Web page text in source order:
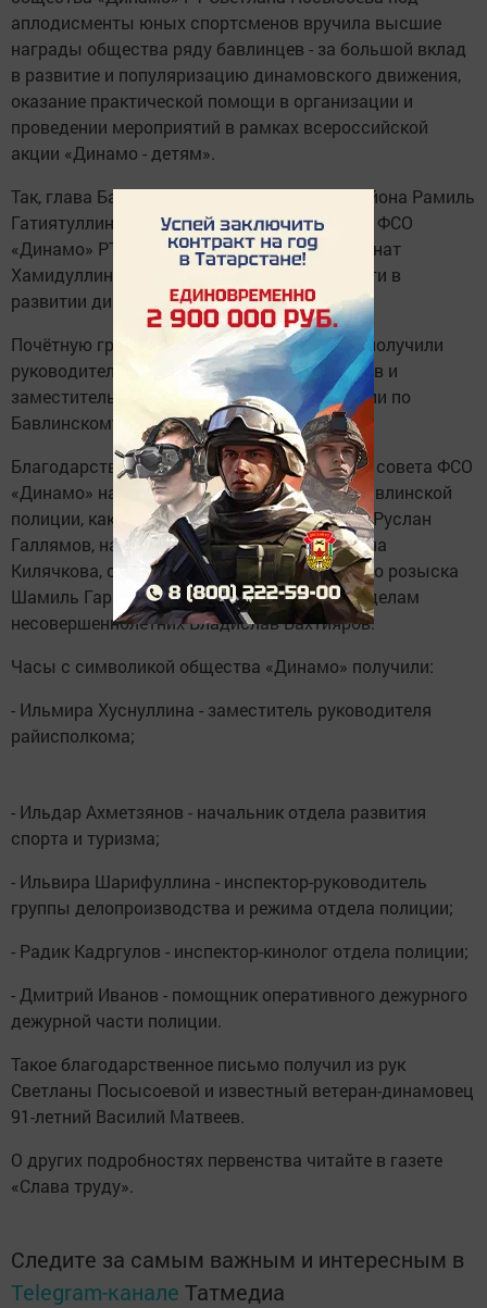
аплодисменты юных спортсменов вручила высшие
награды общества ряду бавлинцев - за большой вклад
в развитие и популяризацию динамовского движения,
оказание практической помощи в организации и
проведении мероприятий в рамках всероссийской
акции «Динамо - детям».
Так, глава Бавлинского муниципального района Рамиль
Гатиятуллин награждён памятной медалью ФСО
«Динамо» РТ, заместитель главы района Ринат
Хамидуллин - нагрудным знаком «За заслуги в
развитии динамовского движения в РТ».
Почётную грамоту общества «Динамо» РТ получили
руководитель райисполкома Ильяс Гузаиров и
заместитель начальника отдела МВД России по
Бавлинскому району Нуриман Шангареев.
Благодарственным письмом председателя совета ФСО
«Динамо» награждены такие сотрудники бавлинской
полиции, как помощник начальника отдела Руслан
Галлямов, начальник группы дознания Алина
Килячкова, оперуполномоченный уголовного розыска
Шамиль Гарифуллин, инспектор группы по делам
несовершеннолетних Владислав Бахтияров.
Часы с символикой общества «Динамо» получили:
- Ильмира Хуснуллина - заместитель руководителя
райисполкома;
- Ильдар Ахметзянов - начальник отдела развития
спорта и туризма;
- Ильвира Шарифуллина - инспектор-руководитель
группы делопроизводства и режима отдела полиции;
- Радик Кадргулов - инспектор-кинолог отдела полиции;
- Дмитрий Иванов - помощник оперативного дежурного
дежурной части полиции.
Такое благодарственное письмо получил из рук
Светланы Посысоевой и известный ветеран-динамовец
91-летний Василий Матвеев.
О других подробностях первенства читайте в газете
«Слава труду».
Следите за самым важным и интересным в
Telegram-канале Татмедиа